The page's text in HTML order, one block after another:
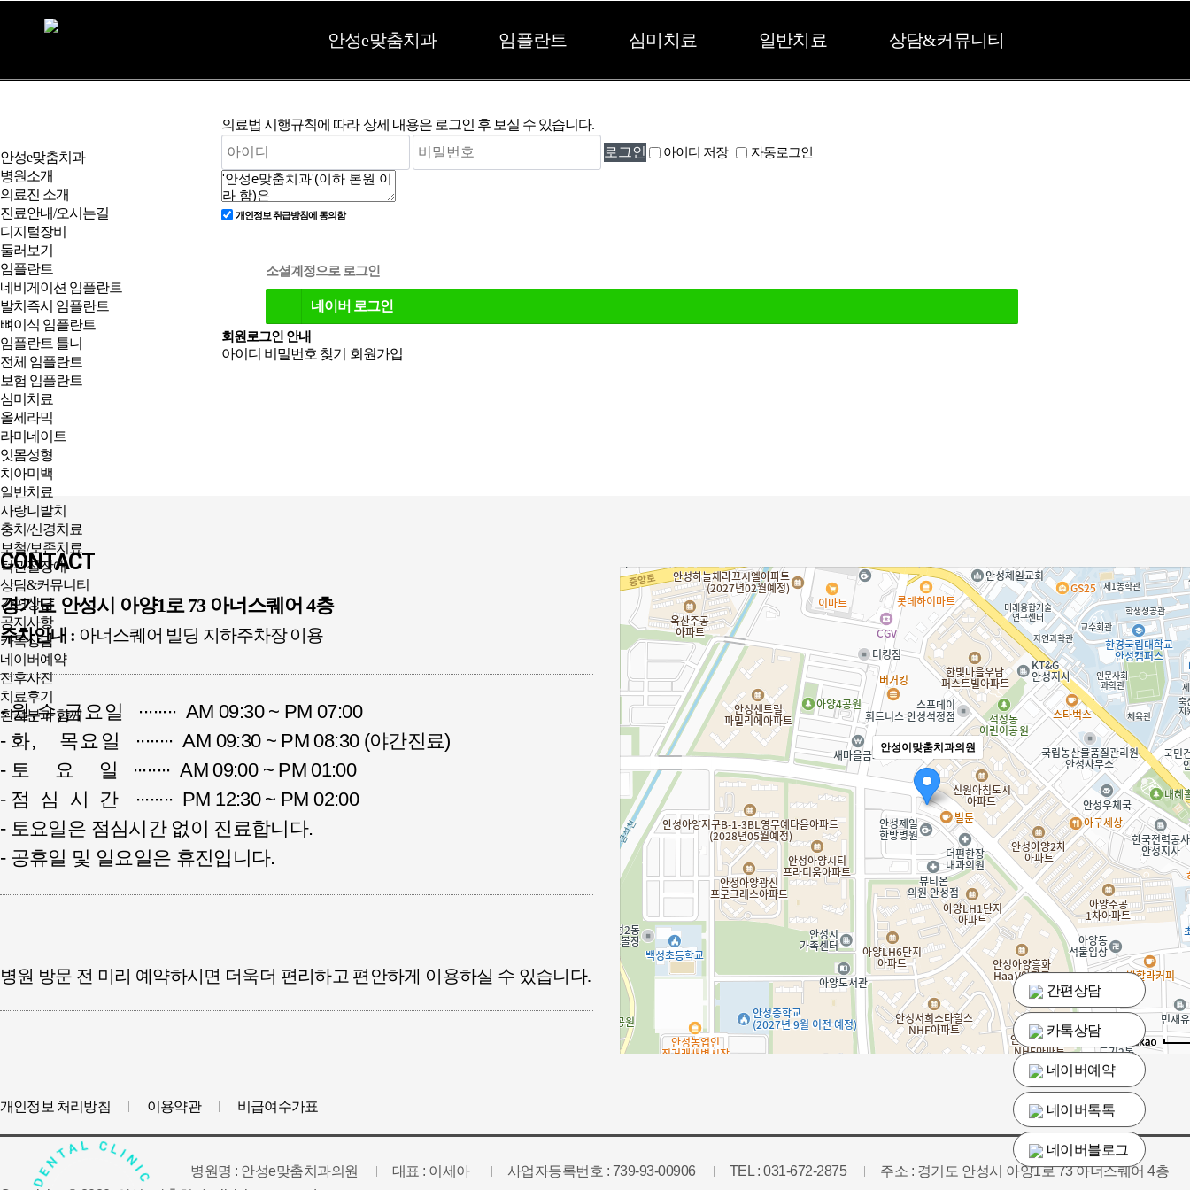
안성e맞춤치과 임플란트 심미치료 일반치료 상담&커뮤니티
안성e맞춤치과
병원소개
의료진 소개
진료안내/오시는길
디지털장비
둘러보기
임플란트
네비게이션 임플란트
발치즉시 임플란트
뼈이식 임플란트
임플란트 틀니
전체 임플란트
보험 임플란트
심미치료
올세라믹
라미네이트
잇몸성형
치아미백
일반치료
사랑니발치
충치/신경치료
보철/보존치료
턱관절장애
상담&커뮤니티
간편상담
공지사항
카톡상담
네이버예약
전후사진
치료후기
환자분과 함께
의료법 시행규칙에 따라 상세 내용은 로그인 후 보실 수 있습니다.
아이디 저장 자동로그인
개인정보 취급방침에 동의함
소셜계정으로 로그인
네이버 로그인
회원로그인 안내
아이디 비밀번호 찾기
회원가입
CONTACT
경기도 안성시 아양1로 73 아너스퀘어 4층
주차안내 : 아너스퀘어 빌딩 지하주차장 이용
-월,수,금요일
∙∙∙∙∙∙∙∙ AM 09:30 ~ PM 07:00
- 화, 목요일
∙∙∙∙∙∙∙∙ AM 09:30 ~ PM 08:30 (야간진료)
- 토 요 일
∙∙∙∙∙∙∙∙ AM 09:00 ~ PM 01:00
- 점심시간
∙∙∙∙∙∙∙∙ PM 12:30 ~ PM 02:00
- 토요일은 점심시간 없이 진료합니다.
- 공휴일 및 일요일은 휴진입니다.
병원 방문 전 미리 예약하시면 더욱더 편리하고 편안하게 이용하실 수 있습니다.
안성이맞춤치과의원
로드뷰 길찾기
개인정보 처리방침 이용약관 비급여수가표
병원명 : 안성e맞춤치과의원 대표 : 이세아 사업자등록번호 : 739-93-00906 TEL : 031-672-2875
주소 : 경기도 안성시 아양1로 73 아너스퀘어 4층
간편상담
카톡상담
네이버예약
네이버톡톡
네이버블로그